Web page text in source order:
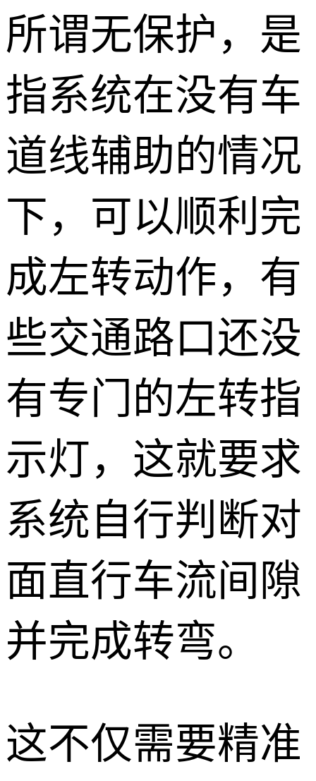
所谓无保护，是
指系统在没有车
道线辅助的情况
下，可以顺利完
成左转动作，有
些交通路口还没
有专门的左转指
示灯，这就要求
系统自行判断对
面直行车流间隙
并完成转弯。
这不仅需要精准